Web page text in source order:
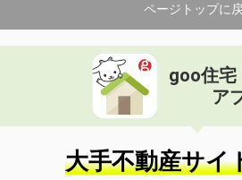
ページトップに
goo住宅
ア
大手不動産サイ